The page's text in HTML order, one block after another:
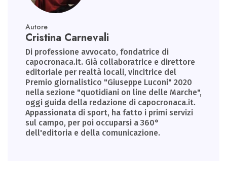
Autore
Cristina Carnevali
Di professione avvocato, fondatrice di
capocronaca.it. Già collaboratrice e direttore
editoriale per realtà locali, vincitrice del
Premio giornalistico "Giuseppe Luconi" 2020
nella sezione "quotidiani on line delle Marche",
oggi guida della redazione di capocronaca.it.
Appassionata di sport, ha fatto i primi servizi
sul campo, per poi occuparsi a 360°
dell'editoria e della comunicazione.